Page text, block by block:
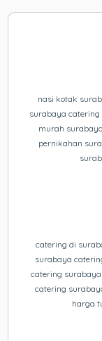
nasi kotak
surabaya
murah
pernikahan
catering di
surabaya
catering
catering
harga